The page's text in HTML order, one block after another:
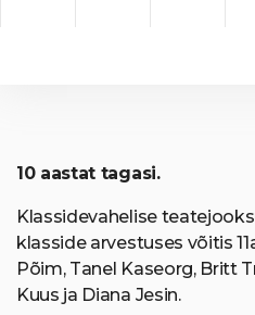
10 aastat tagasi.
Klassidevahelise
klasside arvestuses võitis
Põim, Tanel Kaseorg, Britt
Kuus ja Diana Jesin.